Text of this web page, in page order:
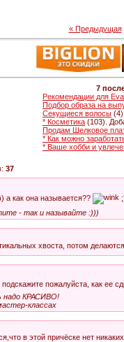
« Предыдущая
7
Рекомендации для
Подбор образа на
Секущиеся волосы
* Косметика (103).
Продам Шелковое
* Как можно
* Ваше хобби и
37
а как она называется??
- так и называйте :)))
хвоста, потом
пожалуйста, как ее
надо КРАСИВО!
классах
в этой причёске нет